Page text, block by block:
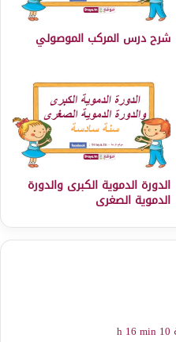
شرح درس المركب الموصولي
الدورة الدموية الكبرى والدورة
الدموية الصغرى